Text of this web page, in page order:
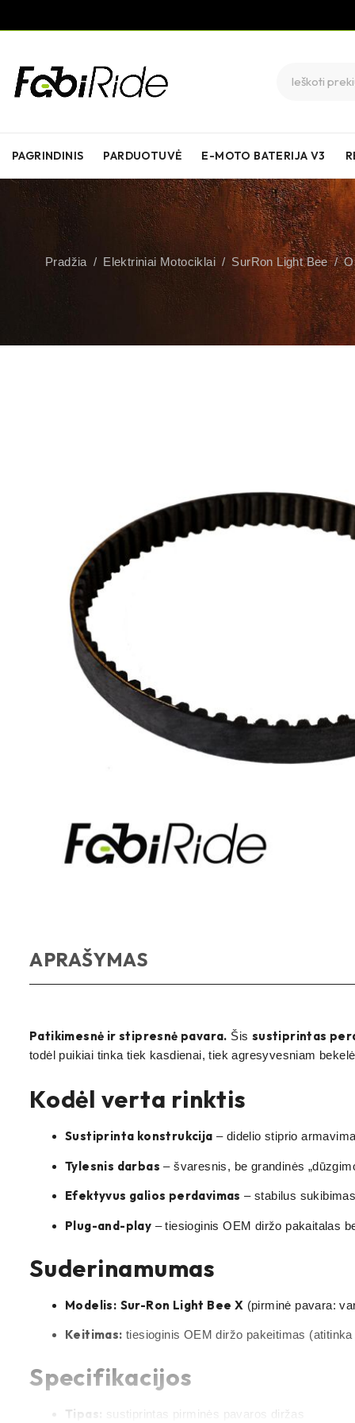
PAGRINDINIS PARDUOTUVĖ E-MOTO BATERIJA V3
Pradžia / Elektriniai Motociklai / SurRon Light Bee /
APRAŠYMAS
Patikimesnė ir stipresnė pavara. Šis sustiprintas
todėl puikiai tinka tiek kasdienai, tiek agresyvesniam
Kodėl verta rinktis
Sustiprinta konstrukcija – didelio stiprio
Tylesnis darbas – švaresnis, be grandinės
Efektyvus galios perdavimas – stabilus
Plug-and-play – tiesioginis OEM diržo pakaitalas
Suderinamumas
Modelis: Sur-Ron Light Bee X (pirminė pavara:
Keitimas: tiesioginis OEM diržo pakeitimas
Specifikacijos
Tipas: sustiprintas pirminės pavaros diržas